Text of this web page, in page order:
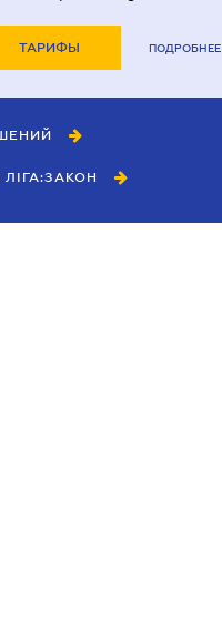
ТАРИФЫ ПОДРОБНЕЕ